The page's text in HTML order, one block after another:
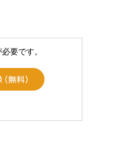
要です。